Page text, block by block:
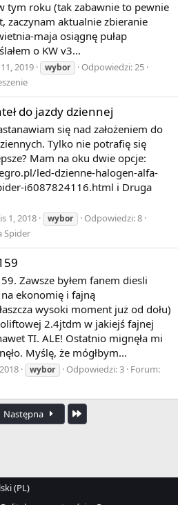
tym roku (tak zabawnie to pewnie
zaczynam aktualnie zbieranie
maja osiągnę pułap
o KW v3...
2019 wybor
Odpowiedzi: 25
do jazdy dziennej
się nad założeniem do
Tylko nie potrafię się
Mam na oku dwie opcje:
led-dzienne-halogen-alfa-
i6087824116.html i Druga
1, 2018 wybor
Odpowiedzi: 8
Spider
Zawsze byłem fanem diesli
ekonomię i fajną
wysoki moment już od dołu)
2.4jtdm w jakiejś fajnej
TI. ALE! Ostatnio mignęła mi
Myślę, że mógłbym...
wybor Odpowiedzi: 3 Forum:
Następna
(PL)